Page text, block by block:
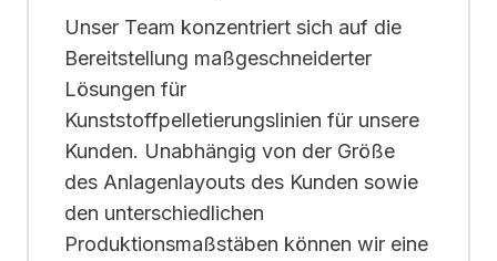
Unser Team konzentriert sich auf die
Bereitstellung maßgeschneiderter
Lösungen für
Kunststoffpelletierungslinien für unsere
Kunden. Unabhängig von der Größe
des Anlagenlayouts des Kunden sowie
den unterschiedlichen
Produktionsmaßstäben können wir eine